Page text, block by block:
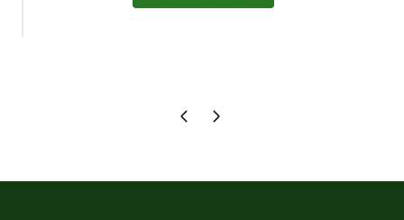
Pagina precedente
Pagina successiva